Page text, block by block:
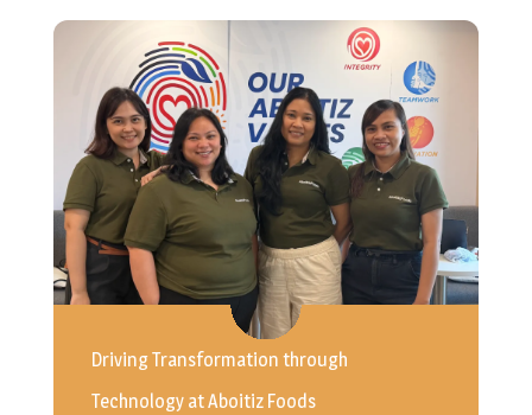
Driving Transformation through
Technology at Aboitiz Foods